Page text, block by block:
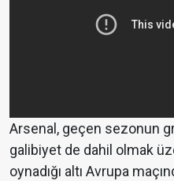
Arsenal, geçen sezonun
galibiyet de dahil olmak
oynadığı altı Avrupa